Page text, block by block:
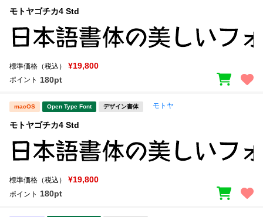
モトヤゴチカ4 Std
標準価格（税込） ¥19,800
ポイント 180pt
macOS Open Type Font デザイン書体 モトヤ
モトヤゴチカ4 Std
標準価格（税込） ¥19,800
ポイント 180pt